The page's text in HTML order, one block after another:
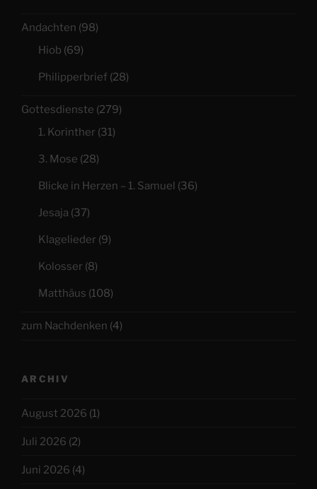
Andachten (98)
Hiob (69)
Philipperbrief (28)
Gottesdienste (279)
1. Korinther (31)
3. Mose (28)
Blicke in Herzen – 1. Samuel (36)
Jesaja (37)
Klagelieder (9)
Kolosser (8)
Matthäus (108)
zum Nachdenken (4)
ARCHIV
August 2026 (1)
Juli 2026 (2)
Juni 2026 (4)